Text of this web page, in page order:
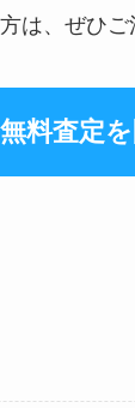
は、ぜひご
料査定